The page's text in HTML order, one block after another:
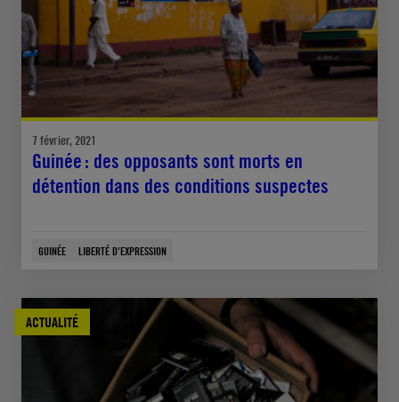
7 février, 2021
Guinée : des opposants sont morts en
détention dans des conditions suspectes
GUINÉE LIBERTÉ D'EXPRESSION
ACTUALITÉ